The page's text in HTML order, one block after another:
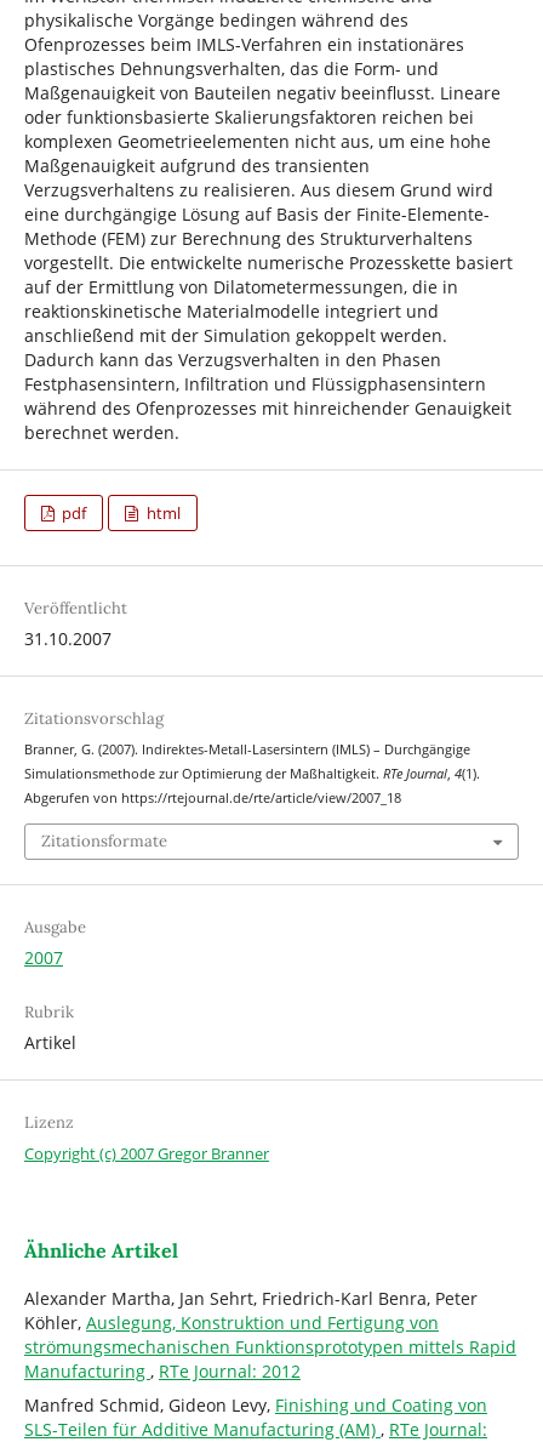
physikalische Vorgänge bedingen während des
Ofenprozesses beim IMLS-Verfahren ein instationäres
plastisches Dehnungsverhalten, das die Form- und
Maßgenauigkeit von Bauteilen negativ beeinflusst. Lineare
oder funktionsbasierte Skalierungsfaktoren reichen bei
komplexen Geometrieelementen nicht aus, um eine hohe
Maßgenauigkeit aufgrund des transienten
Verzugsverhaltens zu realisieren. Aus diesem Grund wird
eine durchgängige Lösung auf Basis der Finite-Elemente-
Methode (FEM) zur Berechnung des Strukturverhaltens
vorgestellt. Die entwickelte numerische Prozesskette basiert
auf der Ermittlung von Dilatometermessungen, die in
reaktionskinetische Materialmodelle integriert und
anschließend mit der Simulation gekoppelt werden.
Dadurch kann das Verzugsverhalten in den Phasen
Festphasensintern, Infiltration und Flüssigphasensintern
während des Ofenprozesses mit hinreichender Genauigkeit
berechnet werden.
pdf html
Veröffentlicht
31.10.2007
Zitationsvorschlag
Branner, G. (2007). Indirektes-Metall-Lasersintern (IMLS) – Durchgängige
Simulationsmethode zur Optimierung der Maßhaltigkeit. RTe Journal, 4(1).
Abgerufen von https://rtejournal.de/rte/article/view/2007_18
Zitationsformate
Ausgabe
2007
Rubrik
Artikel
Lizenz
Copyright (c) 2007 Gregor Branner
Ähnliche Artikel
Alexander Martha, Jan Sehrt, Friedrich-Karl Benra, Peter
Köhler, Auslegung, Konstruktion und Fertigung von
strömungsmechanischen Funktionsprototypen mittels Rapid
Manufacturing , RTe Journal: 2012
Manfred Schmid, Gideon Levy, Finishing und Coating von
SLS-Teilen für Additive Manufacturing (AM) , RTe Journal: